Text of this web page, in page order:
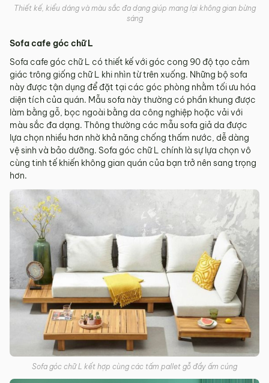
Thiết kế, kiểu dáng và màu sắc đa dạng giúp mang lại không gian bừng
sáng
Sofa cafe góc chữ L
Sofa cafe góc chữ L có thiết kế với góc cong 90 độ tạo cảm
giác trông giống chữ L khi nhìn từ trên xuống. Những bộ sofa
này được tận dụng để đặt tại các góc phòng nhằm tối ưu hóa
diện tích của quán. Mẫu sofa này thường có phần khung được
làm bằng gỗ, bọc ngoài bằng da công nghiệp hoặc vải với
màu sắc đa dạng. Thông thường các mẫu sofa giả da được
lựa chọn nhiều hơn nhờ khả năng chống thấm nước, dễ dàng
vệ sinh và bảo dưỡng. Sofa góc chữ L chính là sự lựa chọn vô
cùng tinh tế khiến không gian quán của bạn trở nên sang trọng
hơn.
Sofa góc chữ L kết hợp cùng các tấm pallet gỗ đầy ấm cúng